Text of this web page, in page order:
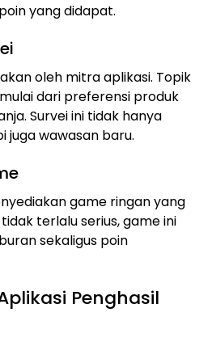
yang didapat.
oleh mitra aplikasi. Topik
dari preferensi produk
Survei ini tidak hanya
juga wawasan baru.
game ringan yang
terlalu serius, game ini
sekaligus poin
Penghasil